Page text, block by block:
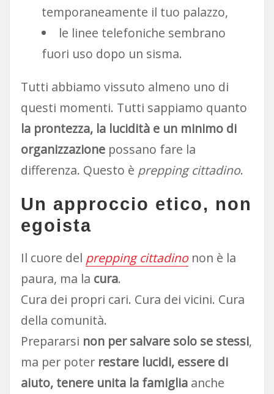
temporaneamente il tuo palazzo,
le linee telefoniche sembrano
fuori uso dopo un sisma.
Tutti abbiamo vissuto almeno uno di
questi momenti. Tutti sappiamo quanto
la prontezza, la lucidità e un minimo di
organizzazionepossano fare la
differenza. Questo è prepping cittadino.
Un approccio etico, non
egoista
Il cuore del prepping cittadinonon è la
paura, ma la cura.
Cura dei propri cari. Cura dei vicini. Cura
della comunità.
Prepararsi non per salvare solo se stessi,
ma per poter restare lucidi, essere di
aiuto, tenere unita la famigliaanche